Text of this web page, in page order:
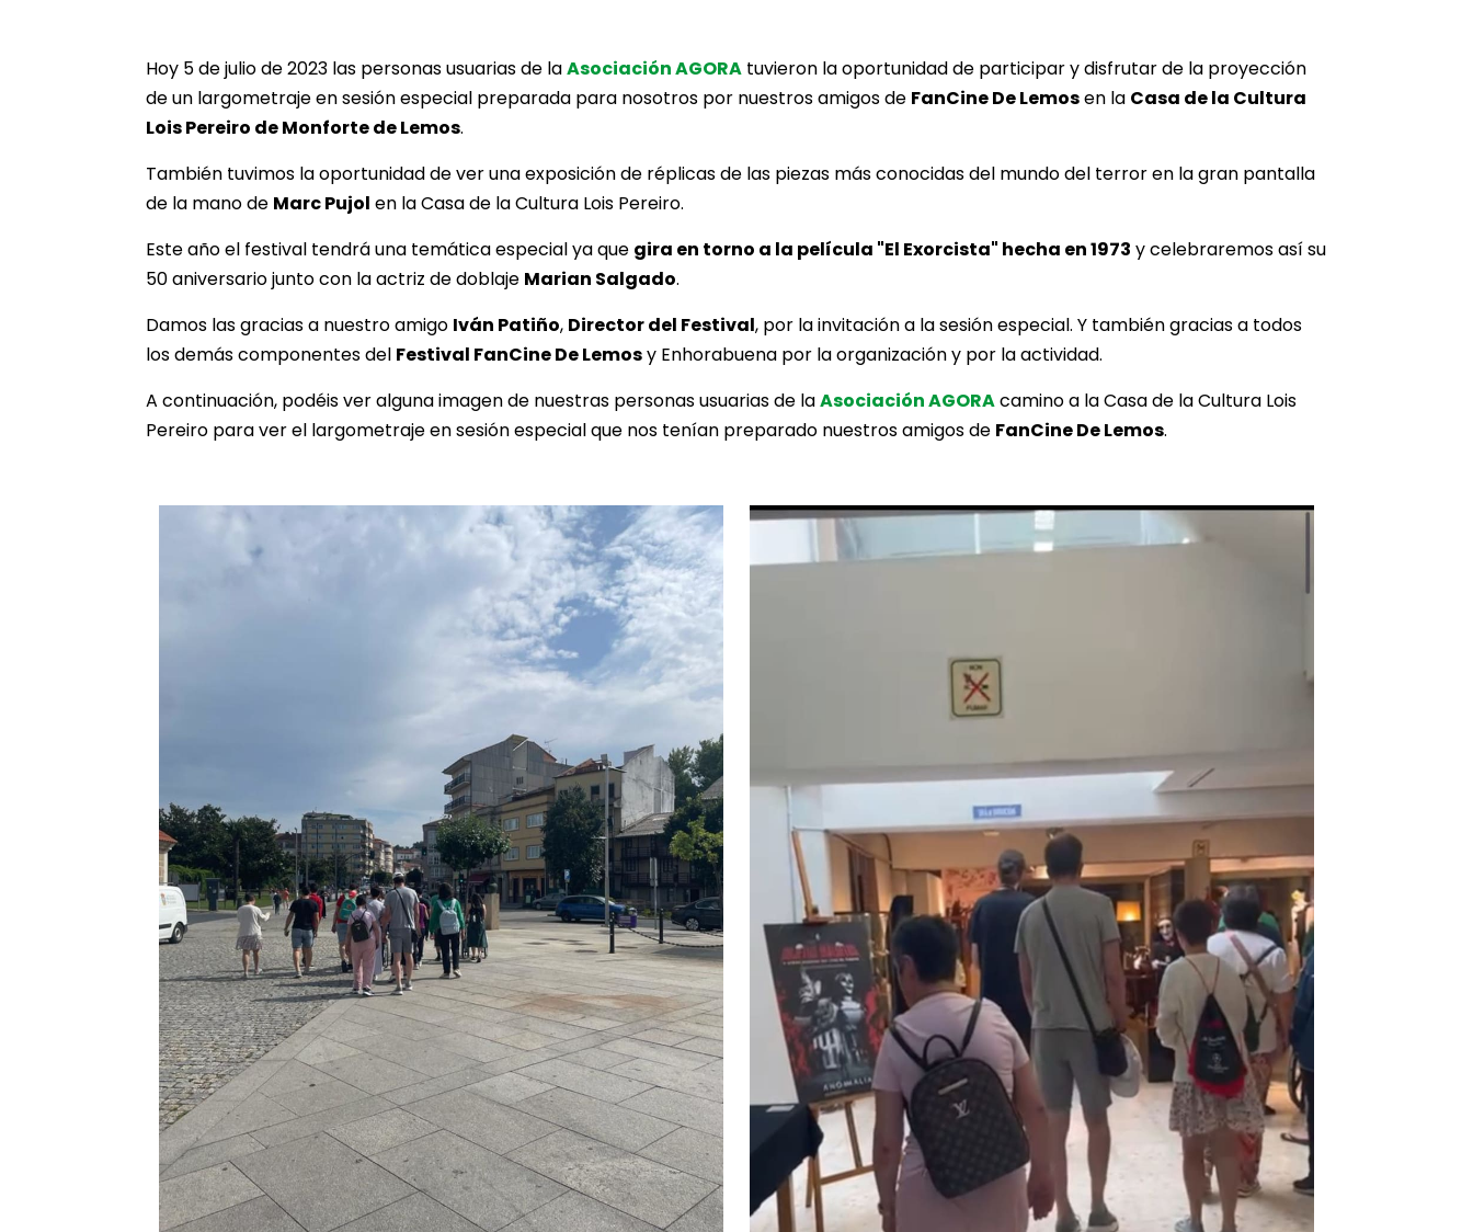
Hoy 5 de julio de 2023 las personas usuarias de laAsociación AGORA tuvieron la oportunidad de participar y disfrutar de la proyección
de un largometraje en sesión especial preparada para nosotros por nuestros amigos de FanCine De Lemosen la Casa de la Cultura
Lois Pereiro de Monforte de Lemos.
También tuvimos la oportunidad de ver una exposición de réplicas de las piezas más conocidas del mundo del terror en la gran pantalla
de la mano de Marc Pujol en la Casa de la Cultura Lois Pereiro.
Este año el festival tendrá una temática especial ya que gira en torno a la película "El Exorcista" hecha en 1973 y celebraremos así su
50 aniversario junto con la actriz de doblaje Marian Salgado.
Damos las gracias a nuestro amigo Iván Patiño, Director del Festival, por la invitación a la sesión especial. Y también gracias a todos
los demás componentes del Festival FanCine De Lemosy Enhorabuena por la organización y por la actividad.
A continuación, podéis ver alguna imagen de nuestras personas usuarias de laAsociación AGORAcamino a la Casa de la Cultura Lois
Pereiro para ver el largometraje en sesión especial que nos tenían preparado nuestros amigos de FanCine De Lemos.